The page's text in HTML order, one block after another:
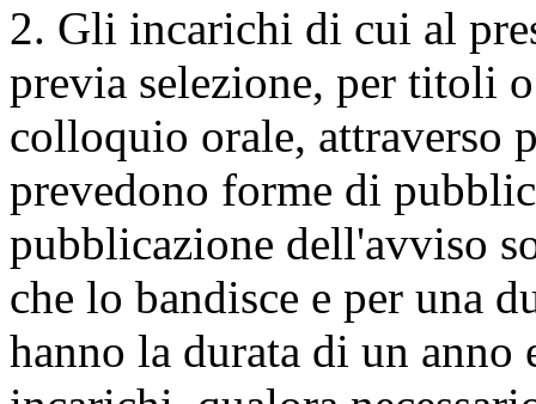
2. Gli incarichi di cui al
previa selezione, per titoli
colloquio orale, attraverso
prevedono forme di
pubblicazione dell'avviso
che lo bandisce e per una
hanno la durata di un